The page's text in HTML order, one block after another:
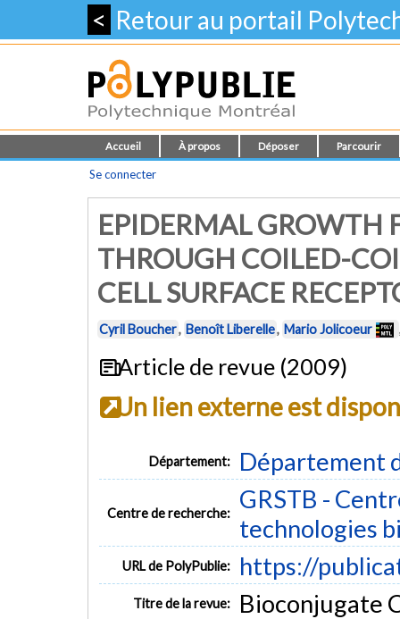
< Retour au portail
Accueil À propos Déposer Parcourir
Se connecter
EPIDERMAL GROWTH
THROUGH COILED-
CELL SURFACE
Cyril Boucher, Benoît Liberelle, Mario Jolicoeur
Article de revue (2009)
Un lien externe est
Département: Département
Centre de recherche:
GRSTB -
technologies
URL de PolyPublie: https://
Titre de la revue: Bioconjugate